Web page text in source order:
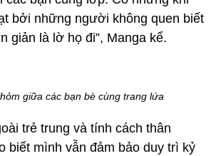
bởi những người không quen biết
giản là lờ họ đi”, Manga kể.
giữa các bạn bè cùng trang lứa
trẻ trung và tính cách thân
biết mình vẫn đảm bảo duy trì kỷ